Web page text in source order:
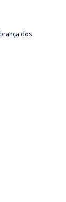
dos